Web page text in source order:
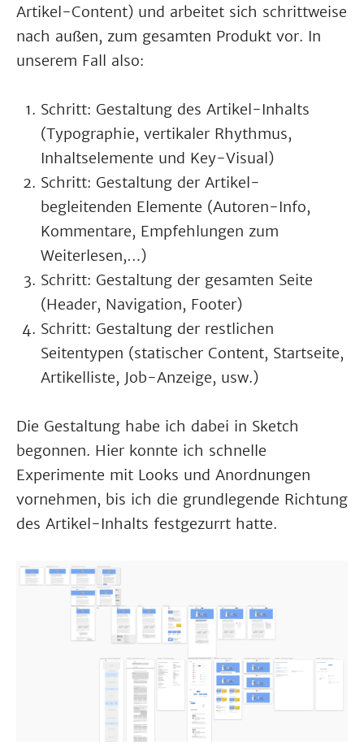
Artikel-Content) und arbeitet sich schrittweise
nach außen, zum gesamten Produkt vor. In
unserem Fall also:
Schritt: Gestaltung des Artikel-Inhalts
(Typographie, vertikaler Rhythmus,
Inhaltselemente und Key-Visual)
Schritt: Gestaltung der Artikel-
begleitenden Elemente (Autoren-Info,
Kommentare, Empfehlungen zum
Weiterlesen,…)
Schritt: Gestaltung der gesamten Seite
(Header, Navigation, Footer)
Schritt: Gestaltung der restlichen
Seitentypen (statischer Content, Startseite,
Artikelliste, Job-Anzeige, usw.)
Die Gestaltung habe ich dabei in Sketch
begonnen. Hier konnte ich schnelle
Experimente mit Looks und Anordnungen
vornehmen, bis ich die grundlegende Richtung
des Artikel-Inhalts festgezurrt hatte.